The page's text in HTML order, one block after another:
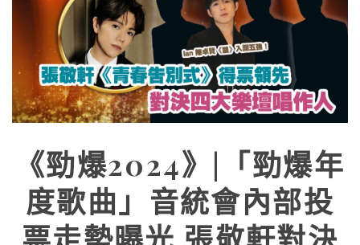
《勁爆2024》|「勁爆年
度歌曲」音統會內部投